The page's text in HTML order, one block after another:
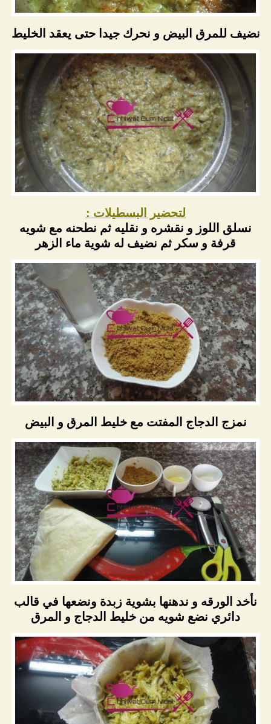
نضيف للمرق البيض و نحرك جيدا حتى يعقد الخليط
لتحضير البسطيلات :
نسلق اللوز و نقشره و نقليه ثم نطحنه مع شويه
قرفة و سكر ثم نضيف له شوية ماء الزهر
نمزج الدجاج المفتت مع خليط المرق و البيض
نأخد الورقه و ندهنها بشوية زبدة ونضعها في قالب
دائري نضع شويه من خليط الدجاج و المرق